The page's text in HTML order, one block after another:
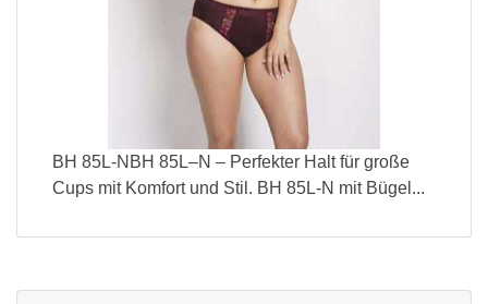
BH 85L-NBH 85L–N – Perfekter Halt für große
Cups mit Komfort und Stil. BH 85L-N mit Bügel...